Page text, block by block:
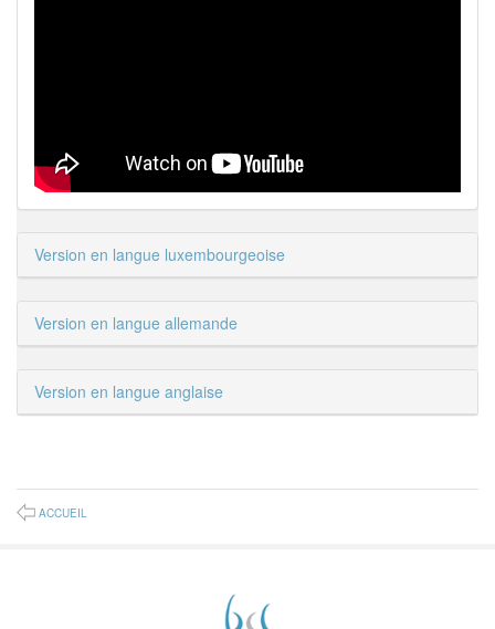
Version en langue luxembourgeoise
Version en langue allemande
Version en langue anglaise
ACCUEIL